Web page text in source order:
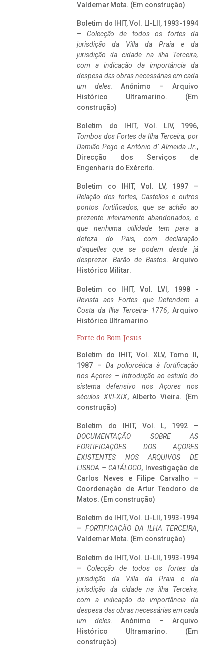
Valdemar Mota. (Em construção)
Boletim do IHIT, Vol. LI-LII, 1993-1994
– Colecção de todos os fortes da
jurisdição da Villa da Praia e da
jurisdição da cidade na ilha Terceira,
com a indicação da importância da
despesa das obras necessárias em cada
um deles. Anónimo – Arquivo
Histórico Ultramarino. (Em
construção)
Boletim do IHIT, Vol. LIV, 1996,
Tombos dos Fortes da Ilha Terceira, por
Damião Pego e António d’ Almeida Jr.,
Direcção dos Serviços de
Engenharia do Exército.
Boletim do IHIT, Vol. LV, 1997 –
Relação dos fortes, Castellos e outros
pontos fortificados, que se achão ao
prezente inteiramente abandonados, e
que nenhuma utilidade tem para a
defeza do Pais, com declaração
d’aquelles que se podem desde já
desprezar. Barão de Bastos. Arquivo
Histórico Militar.
Boletim do IHIT, Vol. LVI, 1998 -
Revista aos Fortes que Defendem a
Costa da Ilha Terceira- 1776, Arquivo
Histórico Ultramarino
Forte do Bom Jesus
Boletim do IHIT, Vol. XLV, Tomo II,
1987 – Da poliorcética à fortificação
nos Açores – Introdução ao estudo do
sistema defensivo nos Açores nos
séculos XVI-XIX, Alberto Vieira. (Em
construção)
Boletim do IHIT, Vol. L, 1992 –
DOCUMENTAÇÃO SOBRE AS
FORTIFICAÇÕES DOS AÇORES
EXISTENTES NOS ARQUIVOS DE
LISBOA – CATÁLOGO, Investigação de
Carlos Neves e Filipe Carvalho –
Coordenação de Artur Teodoro de
Matos. (Em construção)
Boletim do IHIT, Vol. LI-LII, 1993-1994
– FORTIFICAÇÃO DA ILHA TERCEIRA,
Valdemar Mota. (Em construção)
Boletim do IHIT, Vol. LI-LII, 1993-1994
– Colecção de todos os fortes da
jurisdição da Villa da Praia e da
jurisdição da cidade na ilha Terceira,
com a indicação da importância da
despesa das obras necessárias em cada
um deles. Anónimo – Arquivo
Histórico Ultramarino. (Em
construção)